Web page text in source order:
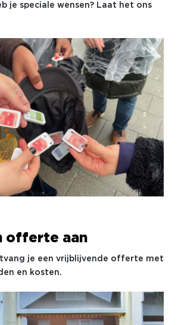
je speciale wensen? Laat het ons
offerte aan
je een vrijblijvende offerte met
en kosten.